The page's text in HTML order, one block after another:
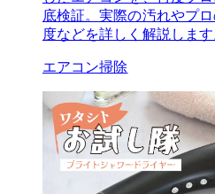
底検証。実際の汚れやプ
度などを詳しく解説します
エアコン掃除